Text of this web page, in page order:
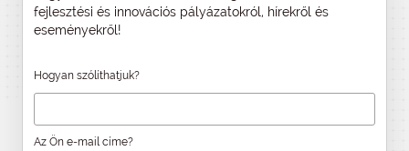
fejlesztési és innovációs pályázatokról, hírekről és
eseményekről!
Hogyan szólíthatjuk?
Az Ön e-mail címe?